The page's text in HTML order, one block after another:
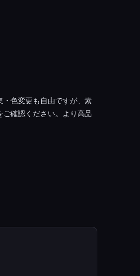
色変更も自由ですが、素
ご確認ください。より高品